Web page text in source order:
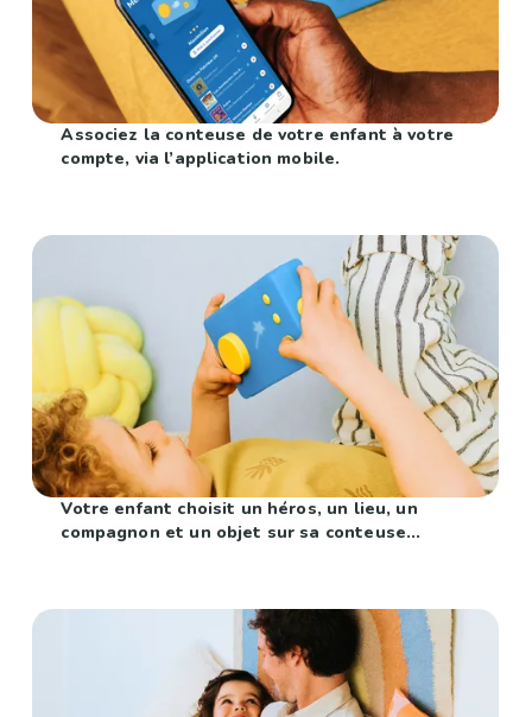
Associez la conteuse de votre enfant à votre
compte, via l’application mobile.
Votre enfant choisit un héros, un lieu, un
compagnon et un objet sur sa conteuse...